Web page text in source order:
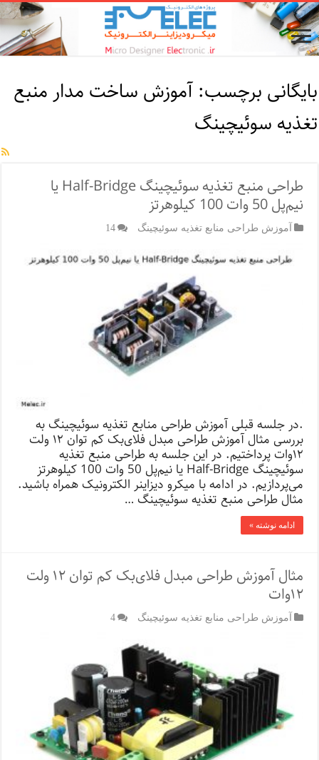
بایگانی برچسب:آموزش ساخت مدار منبع
تغذیه سوئیچینگ
طراحی منبع تغذیه سوئیچینگ Half-Bridge یا
نیم‌پل 50 وات 100 کیلوهرتز
آموزش طراحی منابع تغذیه سوئیچینگ 14
.در جلسه قبلی آموزش طراحی منابع تغذیه سوئیچینگ به
بررسی مثال آموزش طراحی مبدل فلای‌بک کم توان ۱۲ ولت
۱۲‌وات پرداختیم. در این جلسه به طراحی منبع تغذیه
سوئیچینگ Half-Bridge یا نیم‌پل 50 وات 100 کیلوهرتز
می‌پردازیم. در ادامه با میکرو دیزاینر الکترونیک همراه باشید.
مثال طراحی منبع تغذیه سوئیچینگ …
ادامه نوشته »
مثال آموزش طراحی مبدل فلای‌بک کم توان ۱۲ ولت
۱۲‌وات
آموزش طراحی منابع تغذیه سوئیچینگ 4